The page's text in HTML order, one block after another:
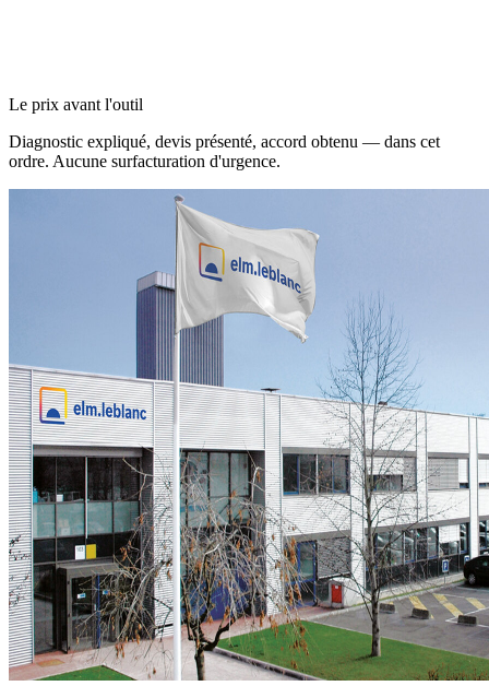
Le prix avant l'outil
Diagnostic expliqué, devis présenté, accord obtenu — dans cet
ordre. Aucune surfacturation d'urgence.